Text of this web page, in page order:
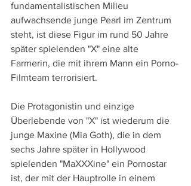
fundamentalistischen Milieu
aufwachsende junge Pearl im Zentrum
steht, ist diese Figur im rund 50 Jahre
später spielenden "X" eine alte
Farmerin, die mit ihrem Mann ein Porno-
Filmteam terrorisiert.
Die Protagonistin und einzige
Überlebende von "X" ist wiederum die
junge Maxine (Mia Goth), die in dem
sechs Jahre später in Hollywood
spielenden "MaXXXine" ein Pornostar
ist, der mit der Hauptrolle in einem